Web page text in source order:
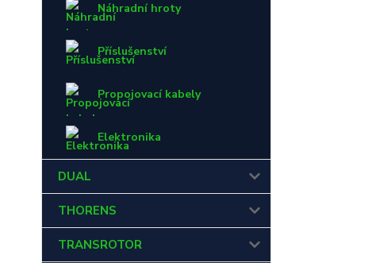
Náhradní hroty
Příslušenství
Propojovací kabely
Elektronika
DUAL
THORENS
TRANSROTOR